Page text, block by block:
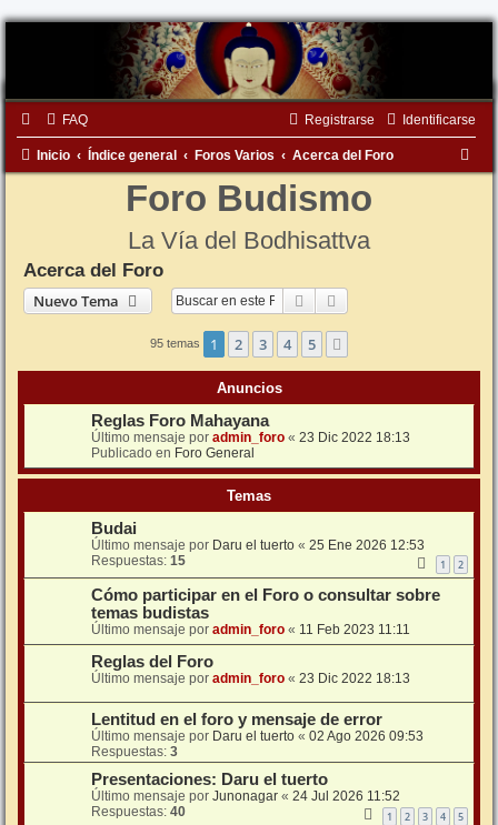
FAQ Identificarse
Registrarse
Inicio Índice general Foros Varios Acerca del Foro
Foro Budismo
La Vía del Bodhisattva
Acerca del Foro
Nuevo Tema
Buscar
95 temas 1 2 3 4 5
Anuncios
Reglas Foro Mahayana
Último mensaje por admin_foro « 23 Dic 2022 18:13
Publicado en Foro General
Temas
Budai
Último mensaje por Daru el tuerto « 25 Ene 2026 12:53
Respuestas: 15 1 2
Cómo participar en el Foro o consultar sobre
temas budistas
Último mensaje por admin_foro « 11 Feb 2023 11:11
Reglas del Foro
Último mensaje por admin_foro « 23 Dic 2022 18:13
Lentitud en el foro y mensaje de error
Último mensaje por Daru el tuerto « 02 Ago 2026 09:53
Respuestas: 3
Presentaciones: Daru el tuerto
Último mensaje por Junonagar « 24 Jul 2026 11:52
Respuestas: 40 1 2 3 4 5